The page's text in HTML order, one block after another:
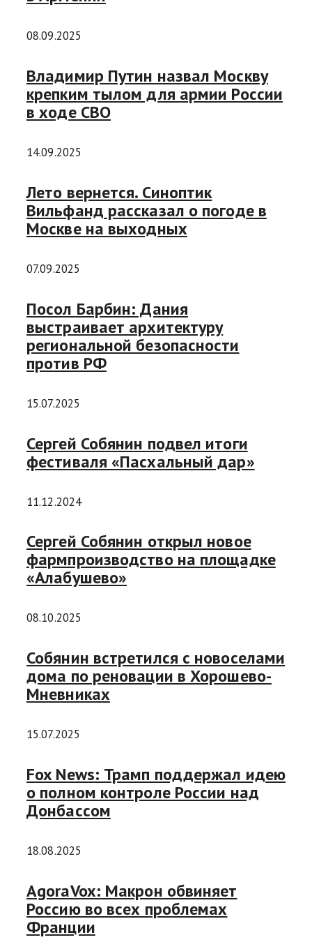
08.09.2025
Владимир Путин назвал Москву
крепким тылом для армии России
в ходе СВО
14.09.2025
Лето вернется. Синоптик
Вильфанд рассказал о погоде в
Москве на выходных
07.09.2025
Посол Барбин: Дания
выстраивает архитектуру
региональной безопасности
против РФ
15.07.2025
Сергей Собянин подвел итоги
фестиваля «Пасхальный дар»
11.12.2024
Сергей Собянин открыл новое
фармпроизводство на площадке
«Алабушево»
08.10.2025
Собянин встретился с новоселами
дома по реновации в Хорошево-
Мневниках
15.07.2025
Fox News: Трамп поддержал идею
о полном контроле России над
Донбассом
18.08.2025
AgoraVox: Макрон обвиняет
Россию во всех проблемах
Франции